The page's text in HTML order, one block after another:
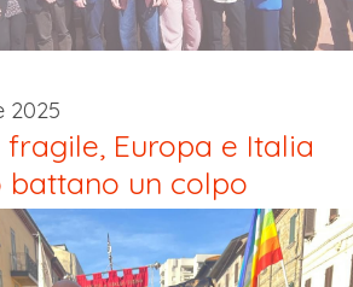
2025
fragile, Europa e Italia
battano un colpo